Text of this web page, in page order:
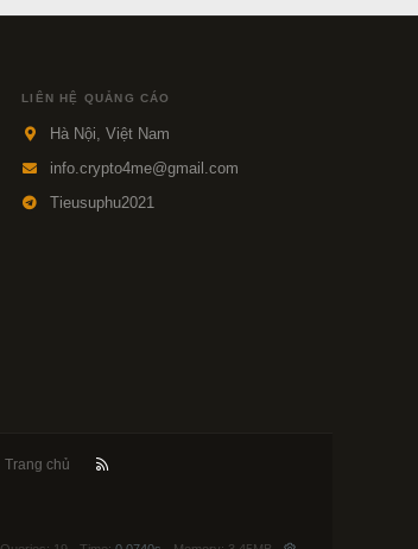
LIÊN HỆ QUẢNG CÁO
Hà Nội, Việt Nam
info.crypto4me@gmail.com
Tieusuphu2021
Trang chủ